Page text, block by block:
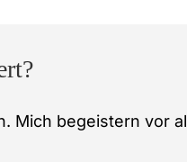
Mich begeistern vor